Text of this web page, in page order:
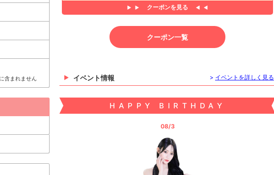
クーポンを見る
クーポン一覧
イベント情報 > イベントを詳しく見る
HAPPY BIRTHDAY
08/3
含まれません